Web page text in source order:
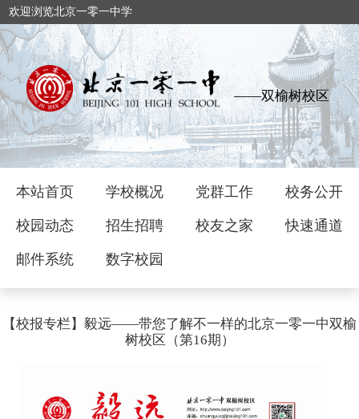
欢迎浏览北京一零一中学
——双榆树校区
本站首页 学校概况 党群工作 校务公开
校园动态 招生招聘 校友之家 快速通道
邮件系统 数字校园
【校报专栏】毅远——带您了解不一样的北京一零一中双榆
树校区（第16期）